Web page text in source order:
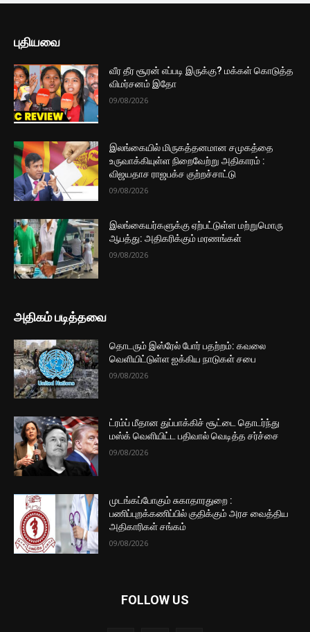
புதியவை
வீர தீர சூரன் எப்படி இருக்கு? மக்கள் கொடுத்த
விமர்சனம் இதோ
09/08/2026
இலங்கையில் மிருகத்தனமான சமுகத்தை
உருவாக்கியுள்ள நிறைவேற்று அதிகாரம் :
விஜயதாச ராஜபக்ச குற்றச்சாட்டு
09/08/2026
இலங்கையர்களுக்கு ஏற்பட்டுள்ள மற்றுமொரு
ஆபத்து: அதிகரிக்கும் மரணங்கள்
09/08/2026
அதிகம் படித்தவை
தொடரும் இஸ்ரேல் போர் பதற்றம்: கவலை
வெளியிட்டுள்ள ஐக்கிய நாடுகள் சபை
09/08/2026
ட்ரம்ப் மீதான துப்பாக்கிச் சூட்டை தொடர்ந்து
மஸ்க் வெளியிட்ட பதிவால் வெடித்த சர்ச்சை
09/08/2026
முடங்கப்போகும் சுகாதாரதுறை :
பணிப்புறக்கணிப்பில் குதிக்கும் அரச வைத்திய
அதிகாரிகள் சங்கம்
09/08/2026
FOLLOW US